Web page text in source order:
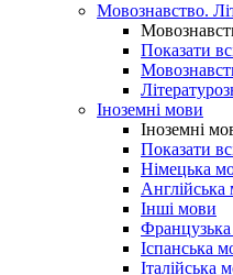
Мовознавство.
Показати
Іноземні мови
Іноземні
Показати
Німецька
Англійська
Інші мови
Іспанська
Італійська